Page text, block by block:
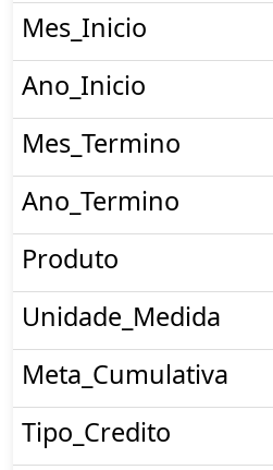
Mes_Inicio
Ano_Inicio
Mes_Termino
Ano_Termino
Produto
Unidade_Medida
Meta_Cumulativa
Tipo_Credito